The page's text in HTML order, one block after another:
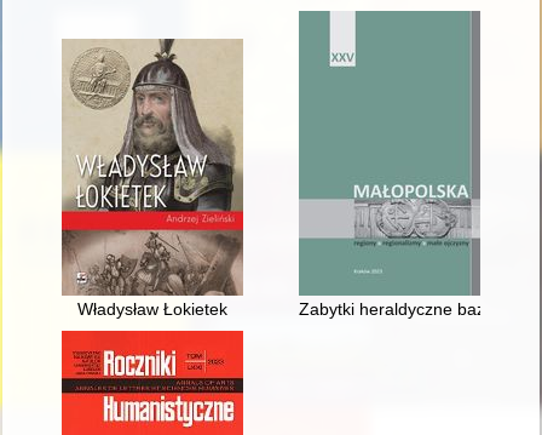
Władysław Łokietek Zabytki heraldyczne bazyliki